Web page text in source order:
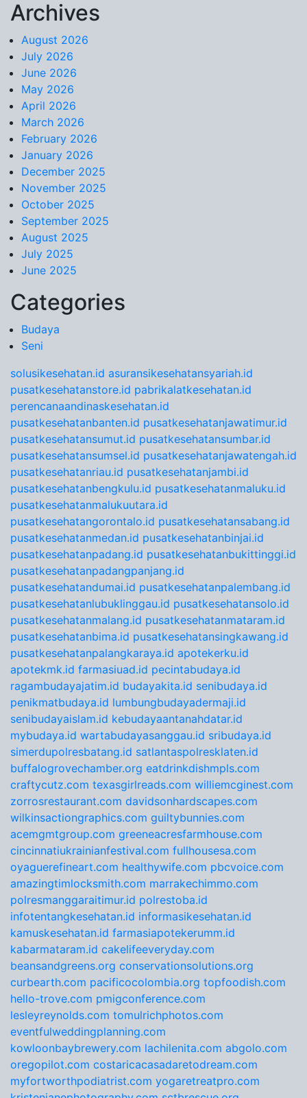
Skip to content
Archives
August 2026
July 2026
June 2026
May 2026
April 2026
March 2026
February 2026
January 2026
December 2025
November 2025
October 2025
September 2025
August 2025
July 2025
June 2025
Categories
Budaya
Seni
solusikesehatan.id asuransikesehatansyariah.id
pusatkesehatanstore.id pabrikalatkesehatan.id
perencanaandinaskesehatan.id
pusatkesehatanbanten.id pusatkesehatanjawatimur.id
pusatkesehatansumut.id pusatkesehatansumbar.id
pusatkesehatansumsel.id pusatkesehatanjawatengah.id
pusatkesehatanriau.id pusatkesehatanjambi.id
pusatkesehatanbengkulu.id pusatkesehatanmaluku.id
pusatkesehatanmalukuutara.id
pusatkesehatangorontalo.id pusatkesehatansabang.id
pusatkesehatanmedan.id pusatkesehatanbinjai.id
pusatkesehatanpadang.id pusatkesehatanbukittinggi.id
pusatkesehatanpadangpanjang.id
pusatkesehatandumai.id pusatkesehatanpalembang.id
pusatkesehatanlubuklinggau.id pusatkesehatansolo.id
pusatkesehatanmalang.id pusatkesehatanmataram.id
pusatkesehatanbima.id pusatkesehatansingkawang.id
pusatkesehatanpalangkaraya.id apotekerku.id
apotekmk.id farmasiuad.id pecintabudaya.id
ragambudayajatim.id budayakita.id senibudaya.id
penikmatbudaya.id lumbungbudayadermaji.id
senibudayaislam.id kebudayaantanahdatar.id
mybudaya.id wartabudayasanggau.id sribudaya.id
simerdupolresbatang.id satlantaspolresklaten.id
buffalogrovechamber.org eatdrinkdishmpls.com
craftycutz.com texasgirlreads.com williemcginest.com
zorrosrestaurant.com davidsonhardscapes.com
wilkinsactiongraphics.com guiltybunnies.com
acemgmtgroup.com greeneacresfarmhouse.com
cincinnatiukrainianfestival.com fullhousesa.com
oyaguerefineart.com healthywife.com pbcvoice.com
amazingtimlocksmith.com marrakechimmo.com
polresmanggaraitimur.id polrestoba.id
infotentangkesehatan.id informasikesehatan.id
kamuskesehatan.id farmasiapotekerumm.id
kabarmataram.id cakelifeeveryday.com
beansandgreens.org conservationsolutions.org
curbearth.com pacificocolombia.org topfoodish.com
hello-trove.com pmigconference.com
lesleyreynolds.com tomulrichphotos.com
eventfulweddingplanning.com
kowloonbaybrewery.com lachilenita.com abgolo.com
oregopilot.com costaricacasadaretodream.com
myfortworthpodiatrist.com yogaretreatpro.com